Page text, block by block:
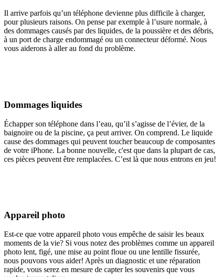
Il arrive parfois qu’un téléphone devienne plus difficile à charger,
pour plusieurs raisons. On pense par exemple à l’usure normale, à
des dommages causés par des liquides, de la poussière et des débris,
à un port de charge endommagé ou un connecteur déformé. Nous
vous aiderons à aller au fond du problème.
Dommages liquides
Échapper son téléphone dans l’eau, qu’il s’agisse de l’évier, de la
baignoire ou de la piscine, ça peut arriver. On comprend. Le liquide
cause des dommages qui peuvent toucher beaucoup de composantes
de votre iPhone. La bonne nouvelle, c'est que dans la plupart de cas,
ces pièces peuvent être remplacées. C’est là que nous entrons en jeu!
Appareil photo
Est-ce que votre appareil photo vous empêche de saisir les beaux
moments de la vie? Si vous notez des problèmes comme un appareil
photo lent, figé, une mise au point floue ou une lentille fissurée,
nous pouvons vous aider! Après un diagnostic et une réparation
rapide, vous serez en mesure de capter les souvenirs que vous